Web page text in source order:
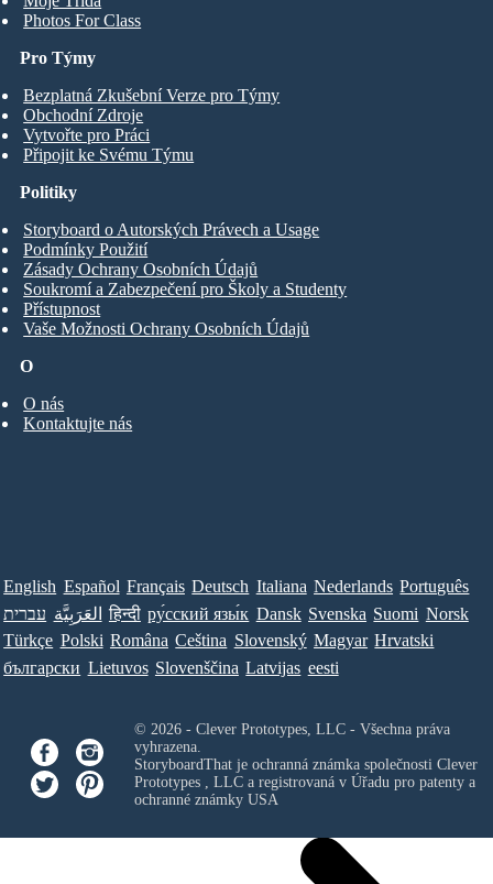
Photos For Class
Pro Týmy
Bezplatná Zkušební Verze pro Týmy
Obchodní Zdroje
Vytvořte pro Práci
Připojit ke Svému Týmu
O
O nás
Kontaktujte nás
Politiky
Storyboard o Autorských Právech a Usage
Podmínky Použití
Zásady Ochrany Osobních Údajů
Soukromí a Zabezpečení pro Školy a Studenty
Přístupnost
Vaše Možnosti Ochrany Osobních Údajů
English Español Français Deutsch Italiana Nederlands Português
עברית العَرَبِيَّة हिन्दी ру́сский язы́к Dansk Svenska Suomi Norsk
Türkçe Polski Româna Ceština Slovenský Magyar Hrvatski
български Lietuvos Slovenščina Latvijas eesti
© 2026 - Clever Prototypes, LLC - Všechna práva
vyhrazena.
StoryboardThat je ochranná známka společnosti Clever
Prototypes , LLCa registrovaná v Úřadu pro patenty a
ochranné známky USA